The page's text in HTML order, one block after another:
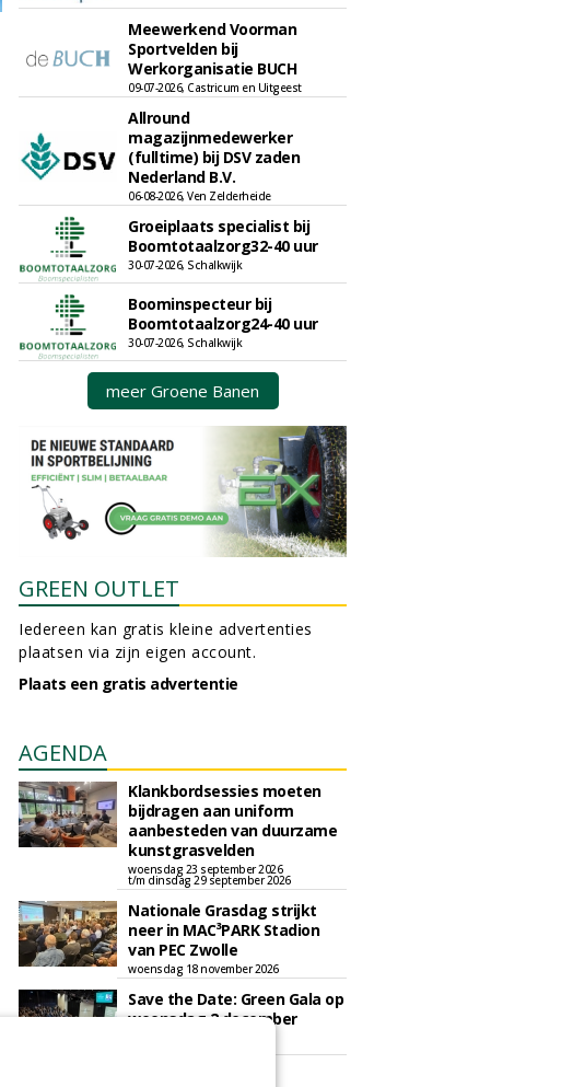
Meewerkend Voorman
Sportvelden bij
Werkorganisatie BUCH
09-07-2026, Castricum en Uitgeest
Allround
magazijnmedewerker
(fulltime) bij DSV zaden
Nederland B.V.
06-08-2026, Ven Zelderheide
Groeiplaats specialist bij
Boomtotaalzorg32-40 uur
30-07-2026, Schalkwijk
Boominspecteur bij
Boomtotaalzorg24-40 uur
30-07-2026, Schalkwijk
meer Groene Banen
GREEN OUTLET
Iedereen kan gratis kleine advertenties
plaatsen via zijn eigen account.
Plaats een gratis advertentie
AGENDA
Klankbordsessies moeten
bijdragen aan uniform
aanbesteden van duurzame
kunstgrasvelden
woensdag 23 september 2026
t/m dinsdag 29 september 2026
Nationale Grasdag strijkt
neer in MAC³PARK Stadion
van PEC Zwolle
woensdag 18 november 2026
Save the Date: Green Gala op
woensdag 2 december